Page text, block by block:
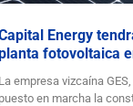
Energy
fotovoltaica
La empresa vizcaína
puesto en marcha la